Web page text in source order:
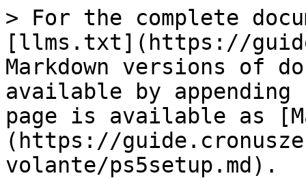
> For the complete
[llms.txt](https://
Markdown versions of
available by
page is available as
(https://
volante/ps5setup.md).